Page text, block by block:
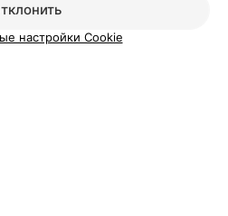
настройки Cookie